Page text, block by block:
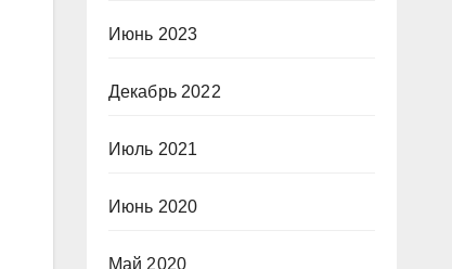
Июнь 2023
Декабрь 2022
Июль 2021
Июнь 2020
Май 2020